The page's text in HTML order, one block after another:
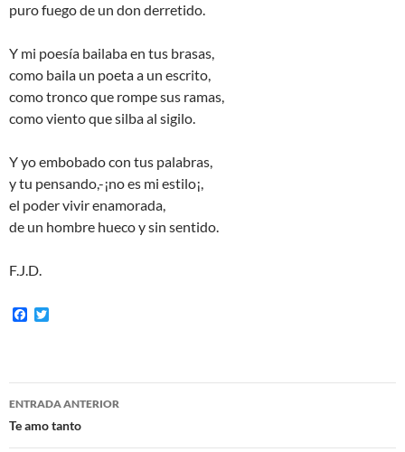
puro fuego de un don derretido.
Y mi poesía bailaba en tus brasas,
como baila un poeta a un escrito,
como tronco que rompe sus ramas,
como viento que silba al sigilo.
Y yo embobado con tus palabras,
y tu pensando,-¡no es mi estilo¡,
el poder vivir enamorada,
de un hombre hueco y sin sentido.
F.J.D.
F
o
o
e
r
Navegación
de
ENTRADA ANTERIOR
Te amo tanto